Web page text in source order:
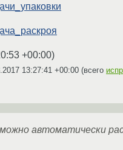
+00:00)
13:27:41 +00:00 (всего
автоматически